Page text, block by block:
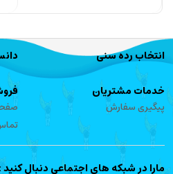
انتخاب رده سنی
خدمات مشتریان
پیگیری سفارش
مارا در شبکه های اجتماعی دنبال کنید :